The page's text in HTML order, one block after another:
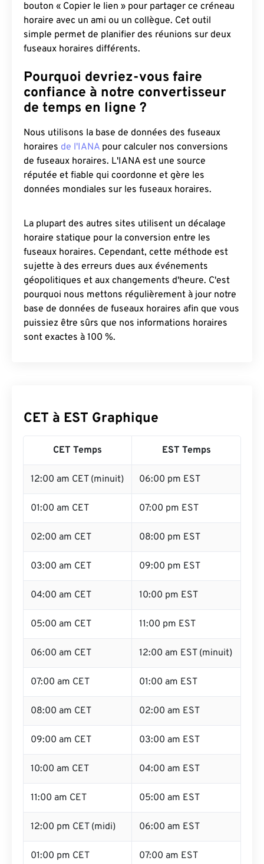
bouton « Copier le lien » pour partager ce créneau
horaire avec un ami ou un collègue. Cet outil
simple permet de planifier des réunions sur deux
fuseaux horaires différents.
Pourquoi devriez-vous faire
confiance à notre convertisseur
de temps en ligne ?
Nous utilisons la base de données des fuseaux
horaires de l'IANA pour calculer nos conversions
de fuseaux horaires. L'IANA est une source
réputée et fiable qui coordonne et gère les
données mondiales sur les fuseaux horaires.
La plupart des autres sites utilisent un décalage
horaire statique pour la conversion entre les
fuseaux horaires. Cependant, cette méthode est
sujette à des erreurs dues aux événements
géopolitiques et aux changements d'heure. C'est
pourquoi nous mettons régulièrement à jour notre
base de données de fuseaux horaires afin que vous
puissiez être sûrs que nos informations horaires
sont exactes à 100 %.
CET à EST Graphique
CET Temps EST Temps
12:00 am CET (minuit) 06:00 pm EST
01:00 am CET 07:00 pm EST
02:00 am CET 08:00 pm EST
03:00 am CET 09:00 pm EST
04:00 am CET 10:00 pm EST
05:00 am CET 11:00 pm EST
06:00 am CET 12:00 am EST (minuit)
07:00 am CET 01:00 am EST
08:00 am CET 02:00 am EST
09:00 am CET 03:00 am EST
10:00 am CET 04:00 am EST
11:00 am CET 05:00 am EST
12:00 pm CET (midi) 06:00 am EST
01:00 pm CET 07:00 am EST